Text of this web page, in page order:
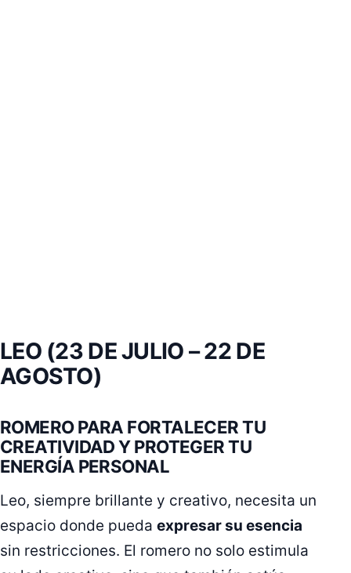
LEO (23 DE JULIO – 22 DE
AGOSTO)
ROMERO PARA FORTALECER TU
CREATIVIDAD Y PROTEGER TU
ENERGÍA PERSONAL
Leo, siempre brillante y creativo, necesita un
espacio donde pueda expresar su esencia
sin restricciones. El romero no solo estimula